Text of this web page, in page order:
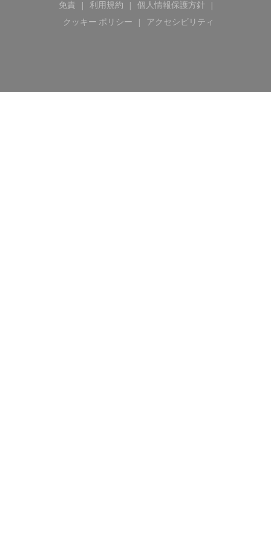
免責
((新しいウィンドウで開きます))
利用規約
((新しいウィンドウで開きます))
個人情報保護方針
((新しいウィンドウで開
クッキー ポリシー
((新しいウィンドウで開きます))
アクセシビリティ
((新しいウィンドウで